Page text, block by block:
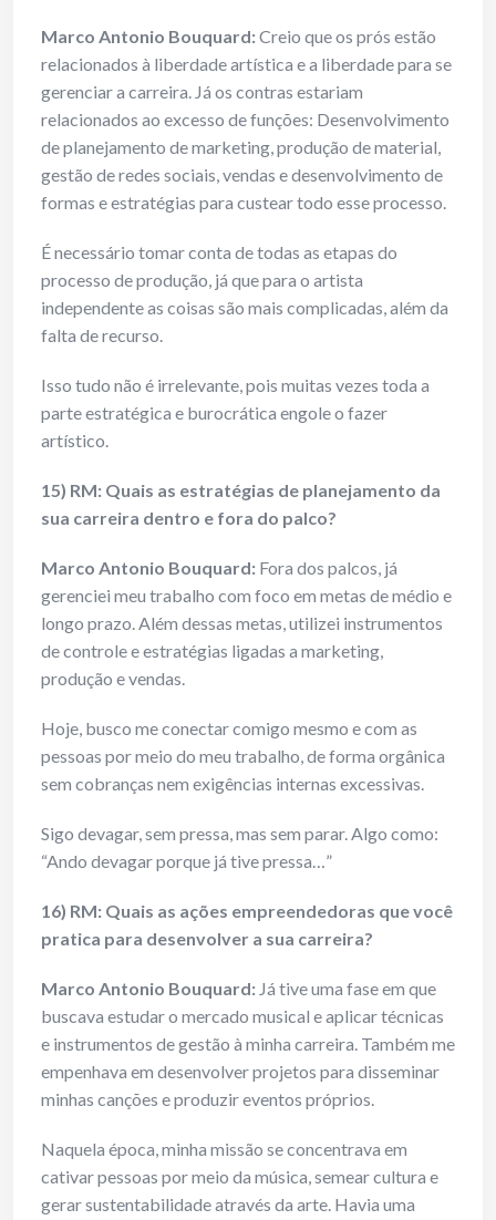
Marco Antonio Bouquard:Creio que os prós estão
relacionados à liberdade artística e a liberdade para se
gerenciar a carreira. Já os contras estariam
relacionados ao excesso de funções: Desenvolvimento
de planejamento de marketing, produção de material,
gestão de redes sociais, vendas e desenvolvimento de
formas e estratégias para custear todo esse processo.
É necessário tomar conta de todas as etapas do
processo de produção, já que para o artista
independente as coisas são mais complicadas, além da
falta de recurso.
Isso tudo não é irrelevante, pois muitas vezes toda a
parte estratégica e burocrática engole o fazer
artístico.
15) RM: Quais as estratégias de planejamento da
sua carreira dentro e fora do palco?
Marco Antonio Bouquard: Fora dos palcos, já
gerenciei meu trabalho com foco em metas de médio e
longo prazo. Além dessas metas, utilizei instrumentos
de controle e estratégias ligadas a marketing,
produção e vendas.
Hoje, busco me conectar comigo mesmo e com as
pessoas por meio do meu trabalho, de forma orgânica
sem cobranças nem exigências internas excessivas.
Sigo devagar, sem pressa, mas sem parar. Algo como:
“Ando devagar porque já tive pressa…”
16) RM: Quais as ações empreendedoras que você
pratica para desenvolver a sua carreira?
Marco Antonio Bouquard: Já tive uma fase em que
buscava estudar o mercado musical e aplicar técnicas
e instrumentos de gestão à minha carreira. Também me
empenhava em desenvolver projetos para disseminar
minhas canções e produzir eventos próprios.
Naquela época, minha missão se concentrava em
cativar pessoas por meio da música, semear cultura e
gerar sustentabilidade através da arte. Havia uma